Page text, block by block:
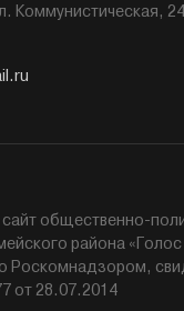
Коммунистическая,
общественно-
района
Роскомнадзором,
от 28.07.2014